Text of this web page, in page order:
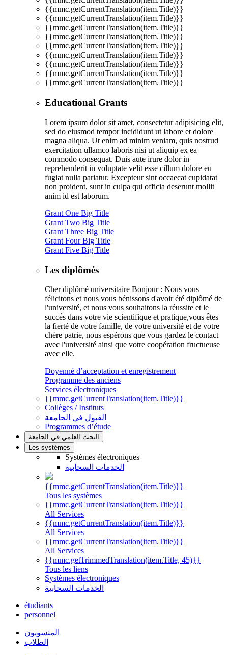
{{mmc.getCurrentTranslation(item.Title)}}
{{mmc.getCurrentTranslation(item.Title)}}
{{mmc.getCurrentTranslation(item.Title)}}
{{mmc.getCurrentTranslation(item.Title)}}
{{mmc.getCurrentTranslation(item.Title)}}
{{mmc.getCurrentTranslation(item.Title)}}
{{mmc.getCurrentTranslation(item.Title)}}
{{mmc.getCurrentTranslation(item.Title)}}
{{mmc.getCurrentTranslation(item.Title)}}
Educational Grants
Lorem ipsum dolor sit amet, consectetur adipisicing elit,
sed do eiusmod tempor incididunt ut labore et dolore
magna aliqua. Ut enim ad minim veniam, quis nostrud
exercitation ullamco laboris nisi ut aliquip ex ea
commodo consequat. Duis aute irure dolor in
reprehenderit in voluptate velit esse cillum dolore eu
fugiat nulla pariatur. Excepteur sint occaecat cupidatat
non proident, sunt in culpa qui officia deserunt mollit
anim id est laborum.
Grant One Big Title
Grant Two Big Title
Grant Three Big Title
Grant Four Big Title
Grant Five Big Title
Les diplômés
Cher diplômé universitaire Bonjour : Nous vous
félicitons et nous vous bénissons d'avoir été diplômé de
l'université, et nous vous souhaitons la réussite et le
succés dans votre vie scientifique et pratique,vous êtes
la fierté de votre famille, de votre université et de votre
chère patrie, nous espérons que vous gardez le contact
avec l'université ainsi que votre coopération fructueuse
avec elle.
Doyenné d’acceptation et enregistrement
Programme des anciens
Services électroniques
{{mmc.getCurrentTranslation(item.Title)}}
Collèges / Instituts
القبول في الجامعة
Programmes d’étude
البحث العلمي في الجامعة
Les systèmes
Systèmes électroniques
الخدمات السحابية
{{mmc.getCurrentTranslation(item.Title)}}
Tous les systèmes
{{mmc.getCurrentTranslation(item.Title)}}
All Services
{{mmc.getCurrentTranslation(item.Title)}}
All Services
{{mmc.getCurrentTranslation(item.Title)}}
All Services
{{mmc.getTrimmedTranslation(item.Title, 45)}}
Tous les liens
Systèmes électroniques
الخدمات السحابية
étudiants
personnel
المنسوبون
الطلاب